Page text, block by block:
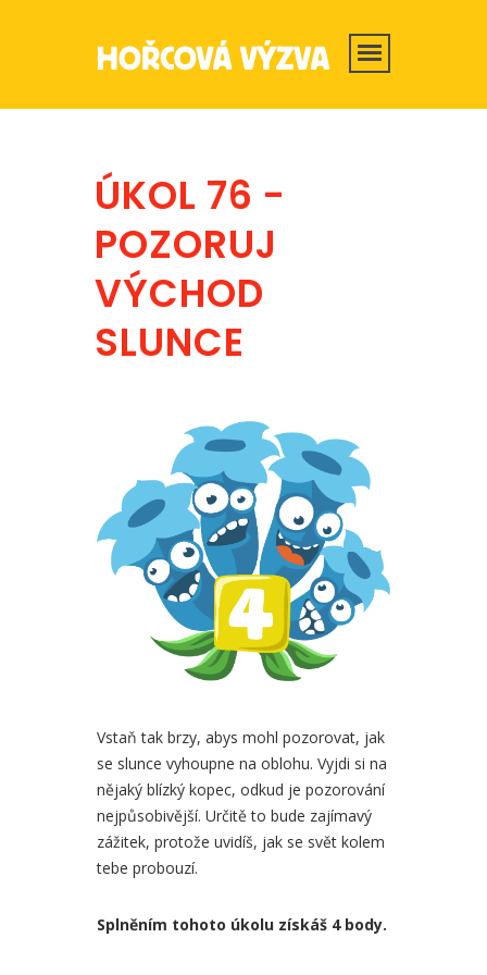
ÚKOL 76 -
POZORUJ
VÝCHOD
SLUNCE
Vstaň tak brzy, abys mohl pozorovat, jak
se slunce vyhoupne na oblohu. Vyjdi si na
nějaký blízký kopec, odkud je pozorování
nejpůsobivější. Určitě to bude zajímavý
zážitek, protože uvidíš, jak se svět kolem
tebe probouzí.
Splněním tohoto úkolu získáš 4 body.